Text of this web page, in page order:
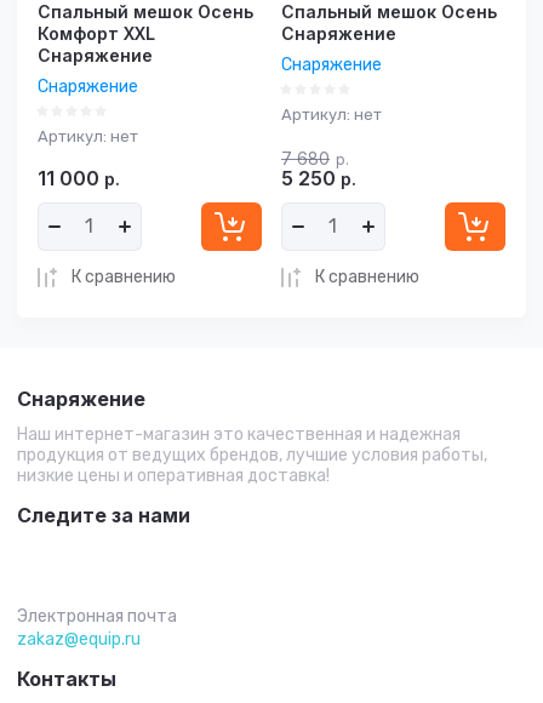
Спальный мешок Осень
Комфорт XXL
Снаряжение
Снаряжение
Артикул: нет
11 000 р.
К сравнению
Спальный мешок Осень
Снаряжение
Снаряжение
Артикул: нет
7 680 р.
5 250 р.
К сравнению
Снаряжение
Наш интернет-магазин это качественная и надежная
продукция от ведущих брендов, лучшие условия работы,
низкие цены и оперативная доставка!
Следите за нами
Электронная почта
zakaz@equip.ru
Контакты